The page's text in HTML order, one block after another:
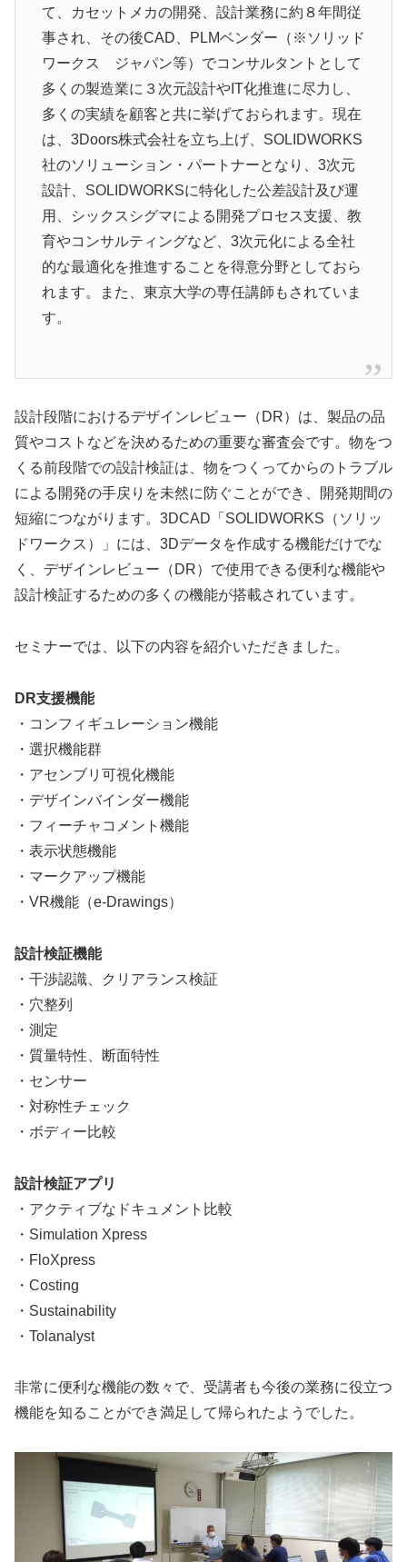
て、カセットメカの開発、設計業務に約８年間従
事され、その後CAD、PLMベンダー（※ソリッド
ワークス ジャパン等）でコンサルタントとして
多くの製造業に３次元設計やIT化推進に尽力し、
多くの実績を顧客と共に挙げておられます。現在
は、3Doors株式会社を立ち上げ、SOLIDWORKS
社のソリューション・パートナーとなり、3次元
設計、SOLIDWORKSに特化した公差設計及び運
用、シックスシグマによる開発プロセス支援、教
育やコンサルティングなど、3次元化による全社
的な最適化を推進することを得意分野としておら
れます。また、東京大学の専任講師もされていま
す。
設計段階におけるデザインレビュー（DR）は、製品の品
質やコストなどを決めるための重要な審査会です。物をつ
くる前段階での設計検証は、物をつくってからのトラブル
による開発の手戻りを未然に防ぐことができ、開発期間の
短縮につながります。3DCAD「SOLIDWORKS（ソリッ
ドワークス）」には、3Dデータを作成する機能だけでな
く、デザインレビュー（DR）で使用できる便利な機能や
設計検証するための多くの機能が搭載されています。
セミナーでは、以下の内容を紹介いただきました。
DR支援機能
・コンフィギュレーション機能
・選択機能群
・アセンブリ可視化機能
・デザインバインダー機能
・フィーチャコメント機能
・表示状態機能
・マークアップ機能
・VR機能（e-Drawings）
設計検証機能
・干渉認識、クリアランス検証
・穴整列
・測定
・質量特性、断面特性
・センサー
・対称性チェック
・ボディー比較
設計検証アプリ
・アクティブなドキュメント比較
・Simulation Xpress
・FloXpress
・Costing
・Sustainability
・Tolanalyst
非常に便利な機能の数々で、受講者も今後の業務に役立つ
機能を知ることができ満足して帰られたようでした。